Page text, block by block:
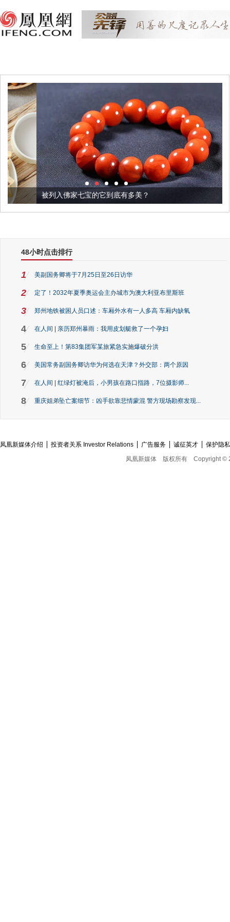
被列入佛家七宝的它到底有多美？
48小时点击排行
1 美副国务卿将于7月25日至26日访华
2 定了！2032年夏季奥运会主办城市为澳大利亚布里斯班
3 郑州地铁被困人员口述：车厢外水有一人多高 车厢内缺氧
4 在人间 | 亲历郑州暴雨：我用皮划艇救了一个孕妇
5 生命至上！第83集团军某旅紧急实施爆破分洪
6 美国常务副国务卿访华为何选在天津？外交部：两个原因
7 在人间 | 红绿灯被淹后，小男孩在路口指路，7位摄影师...
8 重庆姐弟坠亡案细节：凶手欲靠悲情蒙混 警方现场勘察发现...
凤凰新媒体介绍 投资者关系 Investor Relations 广告服务 诚征英才
保护隐
凤凰新媒体
版权所有 Copyright ©